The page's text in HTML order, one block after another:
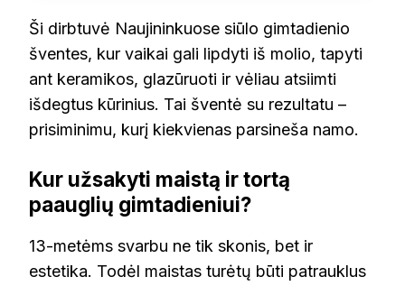
Ši dirbtuvė Naujininkuose siūlo gimtadienio
šventes, kur vaikai gali lipdyti iš molio, tapyti
ant keramikos, glazūruoti ir vėliau atsiimti
išdegtus kūrinius. Tai šventė su rezultatu –
prisiminimu, kurį kiekvienas parsineša namo.
Kur užsakyti maistą ir tortą
paauglių gimtadieniui?
13-metėms svarbu ne tik skonis, bet ir
estetika. Todėl maistas turėtų būti patrauklus